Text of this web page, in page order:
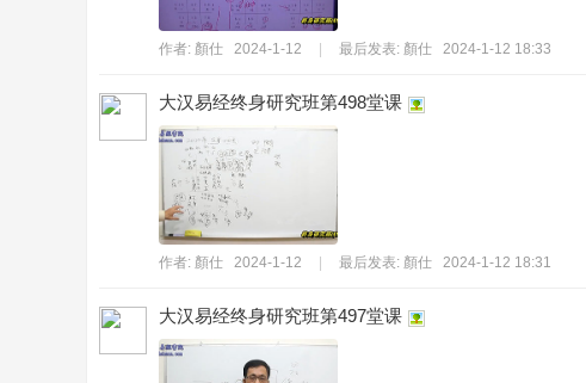
作者: 顏仕 2024-1-12 最后发表: 顏仕 2024-1-12 18:33
大汉易经终身研究班第498堂课
作者: 顏仕 2024-1-12 最后发表: 顏仕 2024-1-12 18:31
大汉易经终身研究班第497堂课